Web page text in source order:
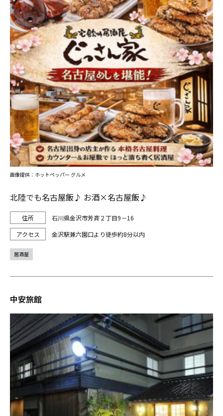
北陸でも名古屋飯♪ お酒×名古屋飯♪
石川県金沢市芳斉２丁目9－16
金沢駅兼六園口より徒歩約8分以内
画像提供：ホットペッパー グルメ
居酒屋
中安旅館